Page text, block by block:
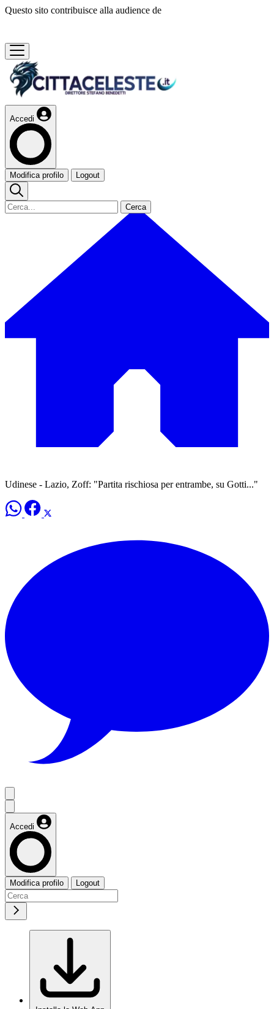
Questo sito contribuisce alla audience de
Accedi
Modifica profilo Logout
Cerca
Udinese - Lazio, Zoff: "Partita rischiosa per entrambe, su Gotti..."
Accedi
Modifica profilo Logout